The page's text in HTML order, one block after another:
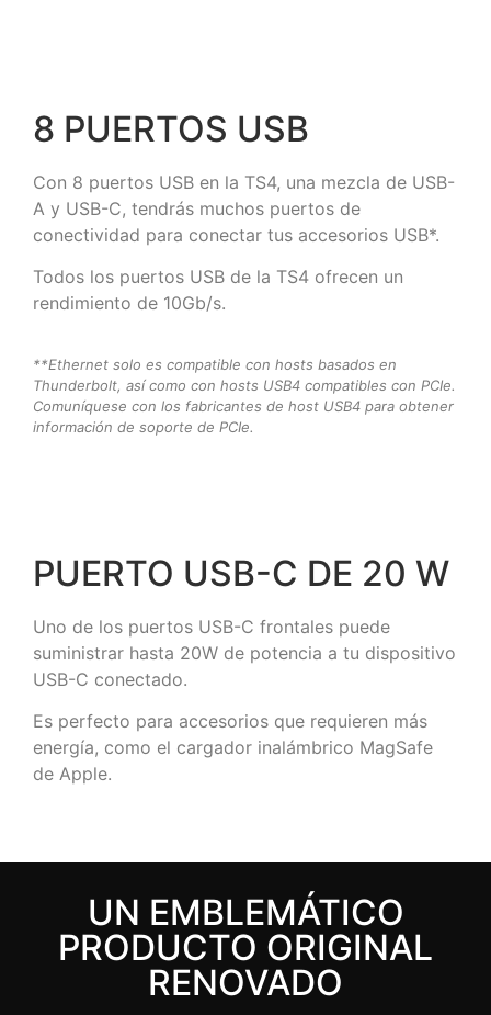
8 PUERTOS USB
Con 8 puertos USB en la TS4, una mezcla de USB-
A y USB-C, tendrás muchos puertos de
conectividad para conectar tus accesorios USB*.
Todos los puertos USB de la TS4 ofrecen un
rendimiento de 10Gb/s.
**Ethernet solo es compatible con hosts basados ​​en
Thunderbolt, así como con hosts USB4 compatibles con PCIe.
Comuníquese con los fabricantes de host USB4 para obtener
información de soporte de PCIe.
PUERTO USB-C DE 20 W
Uno de los puertos USB-C frontales puede
suministrar hasta 20W de potencia a tu dispositivo
USB-C conectado.
Es perfecto para accesorios que requieren más
energía, como el cargador inalámbrico MagSafe
de Apple.
UN EMBLEMÁTICO
PRODUCTO ORIGINAL
RENOVADO